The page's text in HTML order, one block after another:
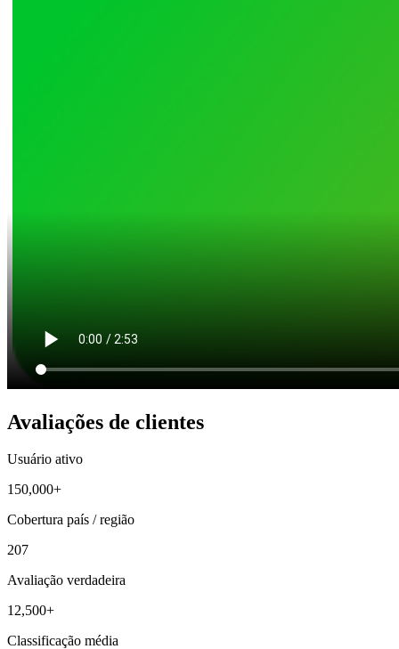
Avaliações de clientes
Usuário ativo
150,000+
Cobertura país / região
207
Avaliação verdadeira
12,500+
Classificação média